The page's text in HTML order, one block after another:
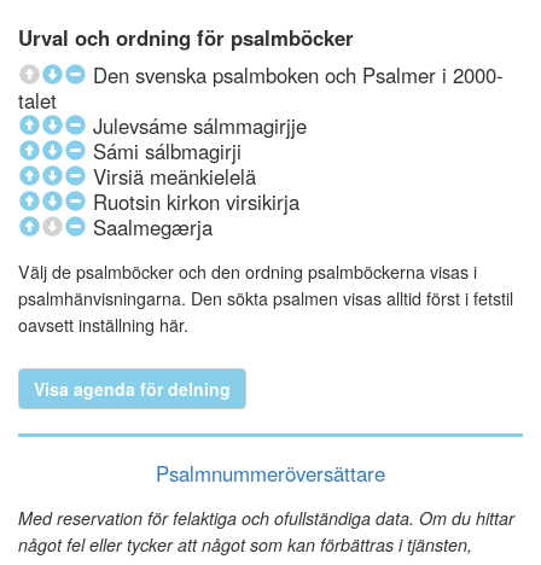
Urval och ordning för psalmböcker
Den svenska psalmboken och Psalmer i 2000-
talet
Julevsáme sálmmagirjje
Sámi sálbmagirji
Virsiä meänkielelä
Ruotsin kirkon virsikirja
Saalmegærja
Välj de psalmböcker och den ordning psalmböckerna visas i
psalmhänvisningarna. Den sökta psalmen visas alltid först i fetstil
oavsett inställning här.
Visa agenda för delning
Psalmnummeröversättare
Med reservation för felaktiga och ofullständiga data. Om du hittar
något fel eller tycker att något som kan förbättras i tjänsten,